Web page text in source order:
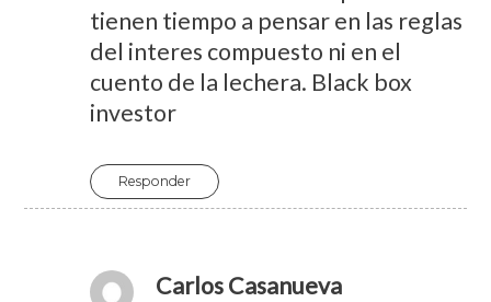
tienen tiempo a pensar en las reglas
del interes compuesto ni en el
cuento de la lechera. Black box
investor
Responder
Carlos Casanueva